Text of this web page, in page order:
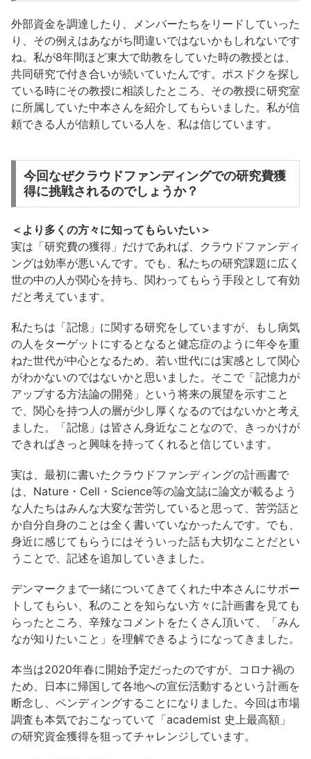
外部資金を調達したり、メンバーたちをリードしていった
り、その例えはあながち間違いではないかもしれないです
ね。私が8年間ほど東大で助教をしていた時の教授とは、
共同研究で付き合いが続いていたんです。ポスドクを探し
ている時にその教授に相談したところ、その教授に研究室
に所属していた中本さんを紹介してもらいました。私が信
頼できる人が信頼している人を、私は信じています。
今回なぜクラウドファンディングでの研究費獲
得に挑戦されるのでしょうか？
＜より多くの方々に知ってもらいたい＞
実は「研究費の獲得」だけであれば、クラウドファンディ
ングは効率が悪いんです。でも、私たちの研究課題に広く
世の中の人が関心を持ち、関わってもらう手段として有効
だと考えています。
私たちは「記憶」に関する研究をしていますが、もし病気
の人をターゲットにするとなると健忘症のように年令を重
ねた世代が中心となるため、若い世代には実感として関心
がわかないのではないかと思いました。そこで「記憶力が
アップする方法論の開発」という将来の展望を示すこと
で、関心を持つ人の層が少し厚くなるのではないかと考え
ました。「記憶」は皆さん身近なことなので、きっかけが
できればきっと興味を持ってくれると信じています。
実は、最初に書いたクラウドファンディングの計画書で
は、Nature・Cell・Science等の論文誌に論文が載るよう
な人たちはみんな大変な苦労していると思って、苦労話と
か自分自身のことは全く書いていなかったんです。でも、
身近に感じてもらうにはそういった話も大切なことだとい
うことで、記述を追加していきました。
デンマークまで一緒についてきてくれた中本さんにサポー
トしてもらい、私のことを知らない方々に計画書を見ても
らったところ、辛辣なコメントをたくさん頂いて、「みん
なが知りたいこと」を理解できるようになってきました。
本当は2020年春に開始予定だったのですが、コロナ禍の
ため、日本に帰国して各地への宣伝活動するという計画を
断念し、ペンディングすることになりました。今回は市場
調査も本気でおこなっていて「academist 史上最高額」
の研究資金獲得を狙ってチャレンジしています。